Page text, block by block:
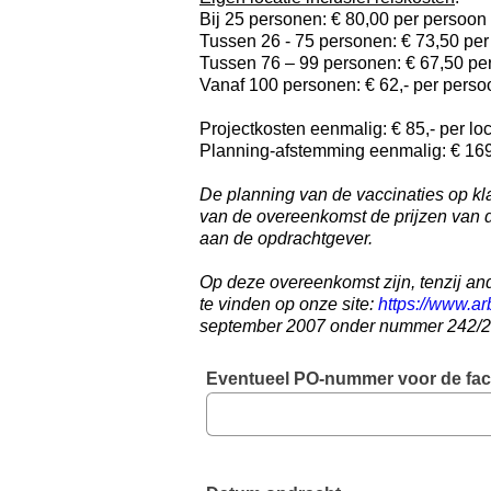
Bij 25 personen: € 80,00 per persoon
Tussen 26 - 75 personen: € 73,50
Tussen 76 – 99 personen: € 67,50
Vanaf 100 personen: € 62,- per
Projectkosten eenmalig: € 85,- per
Planning-afstemming eenmalig: €
De planning van de vaccinaties op
van de overeenkomst de prijzen van
aan de opdrachtgever.
Op deze overeenkomst zijn, tenzij
te vinden op onze site: https://
september 2007 onder nummer
Eventueel PO-nummer voor de